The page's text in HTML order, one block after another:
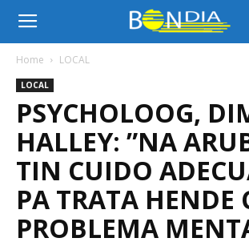
Bon
Dia
Aruba
Home LOCAL
LOCAL
PSYCHOLOOG,
HALLEY: ”NA
TIN CUIDO
PA TRATA HENDE
PROBLEMA